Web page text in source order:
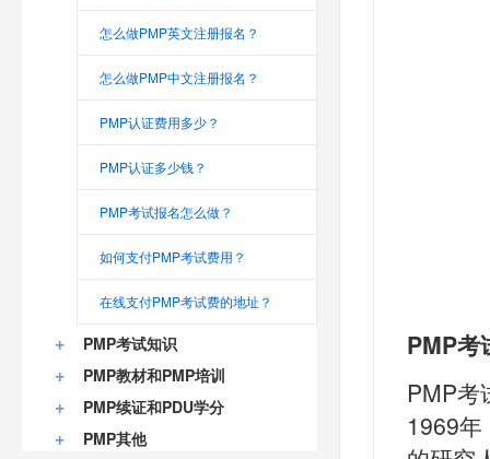
PMP考
PMP考
1969
怎么做PMP英文注册报名？
怎么做PMP中文注册报名？
PMP认证费用多少？
PMP认证多少钱？
PMP考试报名怎么做？
如何支付PMP考试费用？
在线支付PMP考试费的地址？
+ PMP考试知识
+ PMP教材和PMP培训
+ PMP续证和PDU学分
+ PMP其他